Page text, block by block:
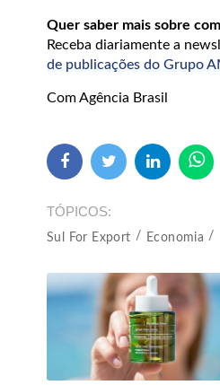
Quer saber mais sobre
Receba diariamente a
de publicações do Grupo
Com Agência Brasil
TÓPICOS
Sul For Export Economia